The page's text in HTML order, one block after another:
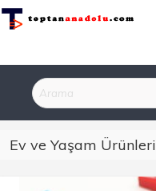
Ev ve Yaşam Ürünleri